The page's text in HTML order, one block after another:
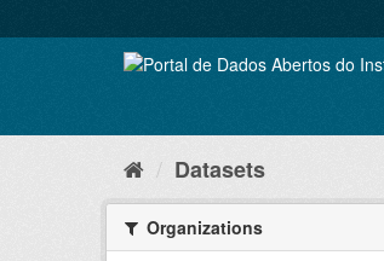
to
Datasets
Organizations